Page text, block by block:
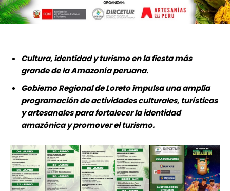
Cultura, identidad y turismo en la fiesta más
grande de la Amazonía peruana.
Gobierno Regional de Loreto impulsa una amplia
programación de actividades culturales, turísticas
y artesanales para fortalecer la identidad
amazónica y promover el turismo.